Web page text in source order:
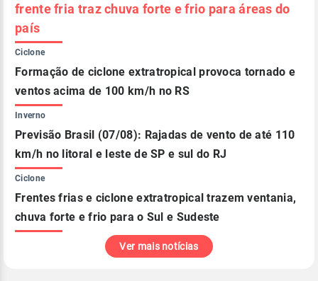
frente fria traz chuva forte e frio para áreas do
país
Ciclone
Formação de ciclone extratropical provoca tornado e
ventos acima de 100 km/h no RS
Inverno
Previsão Brasil (07/08): Rajadas de vento de até 110
km/h no litoral e leste de SP e sul do RJ
Ciclone
Frentes frias e ciclone extratropical trazem ventania,
chuva forte e frio para o Sul e Sudeste
Ver mais notícias